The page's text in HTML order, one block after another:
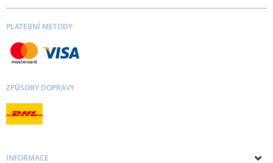
PLATEBNÍ METODY
ZPŮSOBY DOPRAVY
INFORMACE